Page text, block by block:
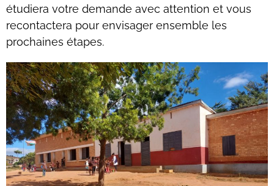
étudiera votre demande avec attention et vous
recontactera pour envisager ensemble les
prochaines étapes.